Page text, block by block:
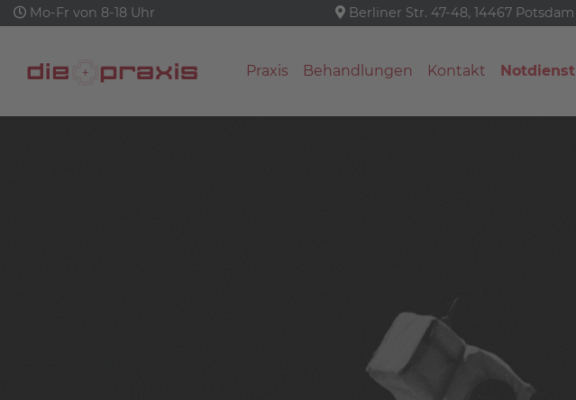
Mo-Fr von 8-18 Uhr Berliner Str. 47-48, 14467 Potsdam
Praxis Behandlungen Kontakt Notdienst